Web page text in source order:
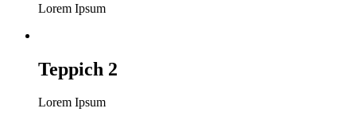
Lorem Ipsum
Teppich 2
Lorem Ipsum